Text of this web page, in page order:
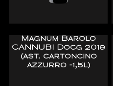
Magnum Barolo
CANNUBI Docg 2019
(ast. cartoncino
azzurro -1,5l)